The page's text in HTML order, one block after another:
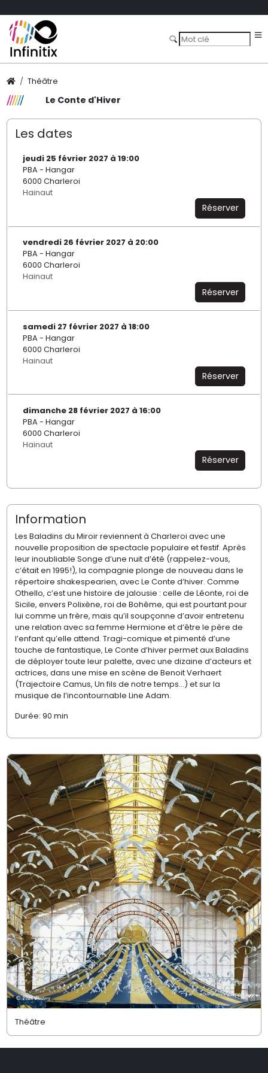
Théâtre
Le Conte d'Hiver
Les dates
jeudi 25 février 2027 à 19:00
PBA - Hangar
6000 Charleroi
Hainaut
Réserver
vendredi 26 février 2027 à 20:00
PBA - Hangar
6000 Charleroi
Hainaut
Réserver
samedi 27 février 2027 à 18:00
PBA - Hangar
6000 Charleroi
Hainaut
Réserver
dimanche 28 février 2027 à 16:00
PBA - Hangar
6000 Charleroi
Hainaut
Réserver
Information
Les Baladins du Miroir reviennent à Charleroi avec une
nouvelle proposition de spectacle populaire et festif. Après
leur inoubliable Songe d’une nuit d’été (rappelez-vous,
c’était en 1995!), la compagnie plonge de nouveau dans le
répertoire shakespearien, avecLe Conte d’hiver. Comme
Othello, c’est une histoire de jalousie : celle de Léonte, roi de
Sicile, envers Polixène, roi de Bohême, qui est pourtant pour
lui comme un frère, mais qu’il soupçonne d’avoir entretenu
une relation avec sa femme Hermione et d’être le père de
l’enfant qu’elle attend. Tragi-comique etpimenté d’une
touche de fantastique, Le Conte d’hiverpermet aux Baladins
de déployer toute leur palette, avec une dizaine d’acteurs et
actrices, dans une mise en scène de Benoit Verhaert
(Trajectoire Camus, Un fils de notre temps…) et sur la
musique de l’incontournable Line Adam.
Durée: 90 min
Théâtre